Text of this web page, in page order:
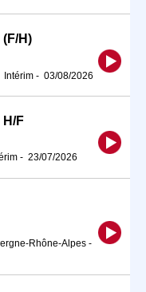
H)
Intérim - 03/08/2026
H/F
- 23/07/2026
Rhône-Alpes -